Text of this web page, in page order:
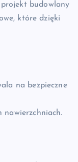
projekt budowlany
które dzięki
na bezpieczne
nawierzchniach.